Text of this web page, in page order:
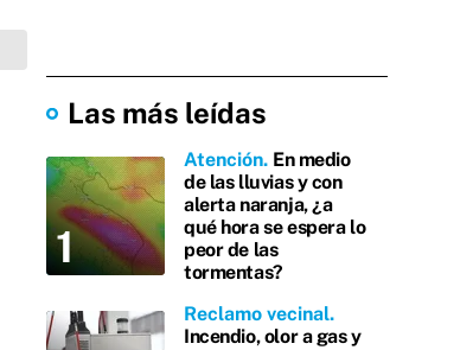
Las más leídas
Atención En medio
de las lluvias y con
alerta naranja, ¿a
qué hora se espera lo
peor de las
tormentas?
Reclamo vecinal
Incendio, olor a gas y